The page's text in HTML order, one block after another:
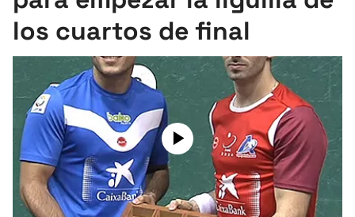
Remo
Ciclismo
Herri-kirolak
Balonmano
los cuartos de final